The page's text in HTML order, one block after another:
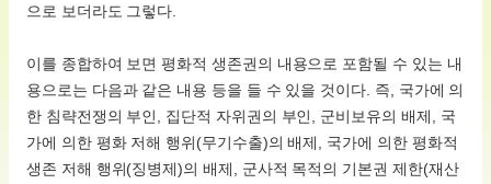
으로 보더라도 그렇다.
이를 종합하여 보면 평화적 생존권의 내용으로 포함될 수 있는 내
용으로는 다음과 같은 내용 등을 들 수 있을 것이다. 즉, 국가에 의
한 침략전쟁의 부인, 집단적 자위권의 부인, 군비보유의 배제, 국
가에 의한 평화 저해 행위(무기수출)의 배제, 국가에 의한 평화적
생존 저해 행위(징병제)의 배제, 군사적 목적의 기본권 제한(재산